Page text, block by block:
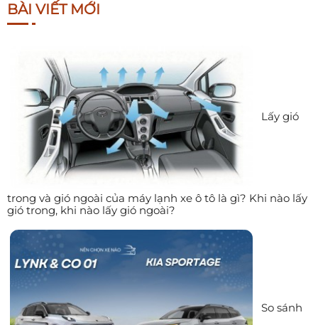
BÀI VIẾT MỚI
Lấy gió
trong và gió ngoài của máy lạnh xe ô tô là gì? Khi nào lấy
gió trong, khi nào lấy gió ngoài?
So sánh